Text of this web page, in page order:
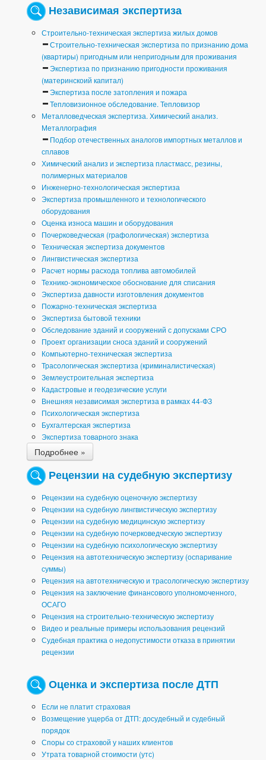
Независимая экспертиза
Строительно-техническая экспертиза жилых домов
Строительно-техническая экспертиза по признанию дома
(квартиры) пригодным или непригодным для проживания
Экспертиза по признанию пригодности проживания
(материнскоий капитал)
Экспертиза после затопления и пожара
Тепловизионное обследование. Тепловизор
Металловедческая экспертиза. Химический анализ.
Металлография
Подбор отечественных аналогов импортных металлов и
сплавов
Химический анализ и экспертиза пластмасс, резины,
полимерных материалов
Инженерно-технологическая экспертиза
Экспертиза промышленного и технологического
оборудования
Оценка износа машин и оборудования
Почерковедческая (графологическая) экспертиза
Техническая экспертиза документов
Лингвистическая экспертиза
Расчет нормы расхода топлива автомобилей
Технико-экономическое обоснование для списания
Экспертиза давности изготовления документов
Пожарно-техническая экспертиза
Экспертиза бытовой техники
Обследование зданий и сооружений с допусками СРО
Проект организации сноса зданий и сооружений
Компьютерно-техническая экспертиза
Трасологическая экспертиза (криминалистическая)
Землеустроительная экспертиза
Кадастровые и геодезические услуги
Внешняя независимая экспертиза в рамках 44-ФЗ
Психологическая экспертиза
Бухгалтерская экспертиза
Экспертиза товарного знака
Подробнее »
Рецензии на судебную экспертизу
Рецензии на судебную оценочную экспертизу
Рецензии на судебную лингвистическую экспертизу
Рецензии на судебную медицинскую экспертизу
Рецензии на судебную почерковедческую экспертизу
Рецензии на судебную психологическую экспертизу
Рецензия на автотехническую экспертизу (оспаривание
суммы)
Рецензия на автотехническую и трасологическую экспертизу
Рецензия на заключение финансового уполномоченного,
ОСАГО
Рецензия на строительно-техническую экспертизу
Видео и реальные примеры использования рецензий
Судебная практика о недопустимости отказа в принятии
рецензии
Оценка и экспертиза после ДТП
Если не платит страховая
Возмещение ущерба от ДТП: досудебный и судебный
порядок
Споры со страховой у наших клиентов
Утрата товарной стоимости (утс)